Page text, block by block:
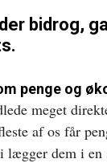
bidrog,
penge og
meget
af os får
lægger dem i